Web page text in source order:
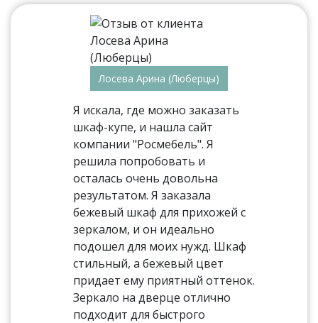
Лосева Арина (Люберцы)
Я искала, где можно заказать
шкаф-купе, и нашла сайт
компании "Росмебель". Я
решила попробовать и
осталась очень довольна
результатом. Я заказала
бежевый шкаф для прихожей с
зеркалом, и он идеально
подошел для моих нужд. Шкаф
стильный, а бежевый цвет
придает ему приятный оттенок.
Зеркало на дверце отлично
подходит для быстрого